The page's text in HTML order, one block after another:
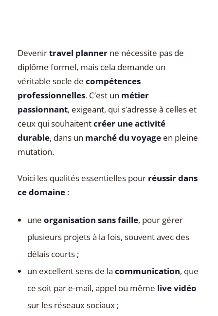
Devenirtravel planner ne nécessite pas de
diplôme formel, mais cela demande un
véritable socle decompétences
professionnelles. C’est un métier
passionnant, exigeant, qui s’adresse à celles et
ceux qui souhaitentcréer une activité
durable, dans un marché du voyage en pleine
mutation.
Voici les qualités essentielles pour réussir dans
ce domaine :
uneorganisation sans faille, pour gérer
plusieurs projets à la fois, souvent avec des
délais courts ;
un excellent sens de lacommunication, que
ce soit par e-mail, appel ou même live vidéo
sur les réseaux sociaux ;